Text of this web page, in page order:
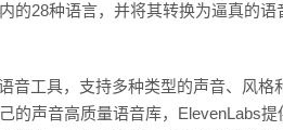
的28种语言，并将其转换为逼真的
音工具，支持多种类型的声音、风
的声音高质量语音库，ElevenLabs